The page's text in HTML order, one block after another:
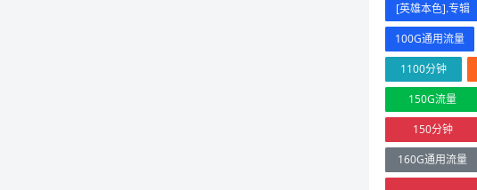
[英雄本色].专辑
100G通用流量
1100分钟
150G流量
150分钟
160G通用流量